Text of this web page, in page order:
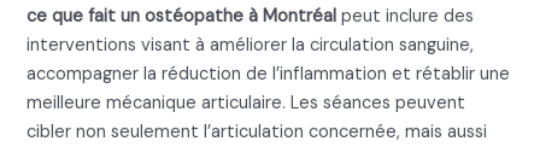
ce que fait un ostéopathe à Montréal peut inclure des
interventions visant à améliorer la circulation sanguine,
accompagner la réduction de l’inflammation et rétablir une
meilleure mécanique articulaire. Les séances peuvent
cibler non seulement l’articulation concernée, mais aussi